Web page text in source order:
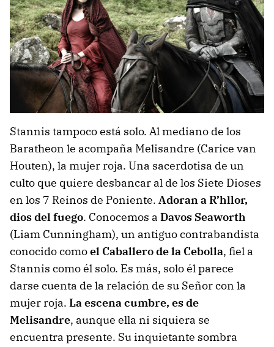
Stannis tampoco está solo. Al mediano de los
Baratheon le acompaña Melisandre (Carice van
Houten), la mujer roja. Una sacerdotisa de un
culto que quiere desbancar al de los Siete Dioses
en los 7 Reinos de Poniente. Adoran a R’hllor,
dios del fuego. Conocemos a Davos Seaworth
(Liam Cunningham), un antiguo contrabandista
conocido comoel Caballero de la Cebolla, fiel a
Stannis como él solo. Es más, solo él parece
darse cuenta de la relación de su Señor con la
mujer roja. La escena cumbre, es de
Melisandre, aunque ella ni siquiera se
encuentra presente. Su inquietante sombra